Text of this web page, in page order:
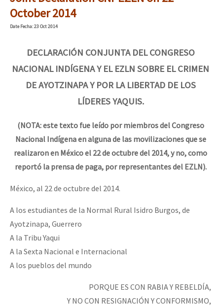
Mundo
EZLN
AutonomÍa y Resistencia
Megaproyectos
Presos
Mujeres
Niñxs
MULTIMEDIA
Audio
Video
Otras secciones
Semillero Guerra contra la Humanidad. (Las poblaciones y
la naturaleza bajo asedio)
[CDMX – 20 julio] Jornadas globales por la libertad de Jesús
“Sonhando a Terra do Bem Virá” se publica no Estado Espanhol
Se o México sabe, que o mundo saiba! Nossas lutas pela
[25 abr – CDMX] Tokín por el CNI: 30 años de Resistencia y
October 2014
DateFecha: 23 Oct 2014
DECLARACIÓN CONJUNTA DEL CONGRESO
NACIONAL INDÍGENA Y EL EZLN SOBRE EL CRIMEN
DE AYOTZINAPA Y POR LA LIBERTAD DE LOS
LÍDERES YAQUIS.
(NOTA: este texto fue leído por miembros del Congreso
Nacional Indígena en alguna de las movilizaciones que se
realizaron en México el 22 de octubre del 2014, y no, como
reportó la prensa de paga, por representantes del EZLN).
México, al 22 de octubre del 2014.
A los estudiantes de la Normal Rural Isidro Burgos, de
Ayotzinapa, Guerrero
A la Tribu Yaqui
A la Sexta Nacional e Internacional
A los pueblos del mundo
PORQUE ES CON RABIA Y REBELDÍA,
Y NO CON RESIGNACIÓN Y CONFORMISMO,